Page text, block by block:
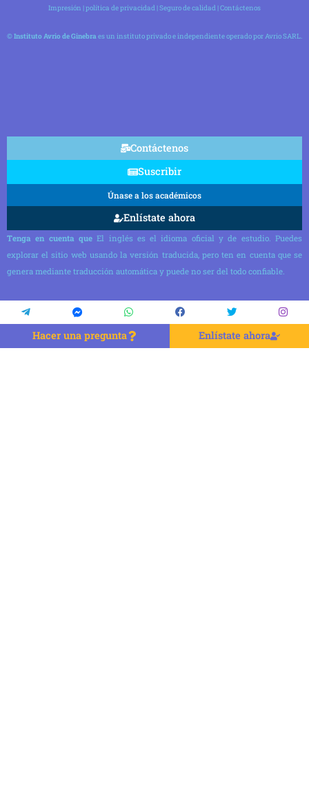
Impresión |política de privacidad|Seguro de calidad|Contáctenos
©Instituto Avrio de Ginebraes un instituto privado e independiente operado por Avrio SARL.
Contáctenos
Suscribir
Únase a los académicos
Enlístate ahora
Tenga en cuenta queEl inglés es el idioma oficial y de estudio. Puedes
explorar el sitio web usando la versión traducida, pero ten en cuenta que se
genera mediante traducción automática y puede no ser del todo confiable.
Hacer una pregunta Enlístate ahora